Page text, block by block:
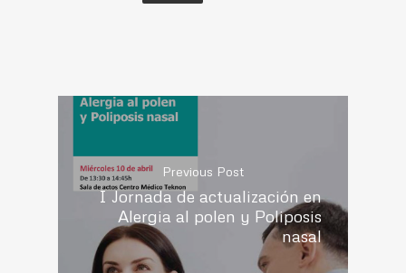
Previous Post
I Jornada de actualización en
Alergia al polen y Poliposis
nasal